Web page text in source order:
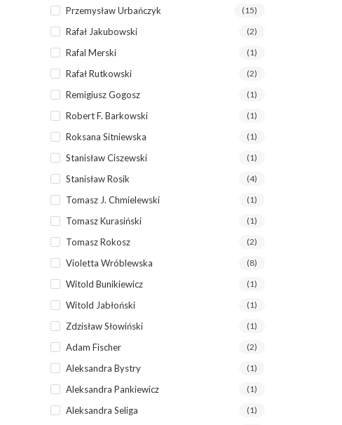
Przemysław Urbańczyk (15)
Rafał Jakubowski (2)
Rafal Merski (1)
Rafał Rutkowski (2)
Remigiusz Gogosz (1)
Robert F. Barkowski (1)
Roksana Sitniewska (1)
Stanisław Ciszewski (1)
Stanisław Rosik (4)
Tomasz J. Chmielewski (1)
Tomasz Kurasiński (1)
Tomasz Rokosz (2)
Violetta Wróblewska (8)
Witold Bunikiewicz (1)
Witold Jabłoński (1)
Zdzisław Słowiński (1)
Adam Fischer (2)
Aleksandra Bystry (1)
Aleksandra Pankiewicz (1)
Aleksandra Seliga (1)